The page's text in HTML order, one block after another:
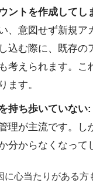
ントを作成してし
、意図せず新規ア
込む際に、既存
考えられます。
ます。
持ち歩いていない:
理が主流です。
分からなくなって
に心当たりがある